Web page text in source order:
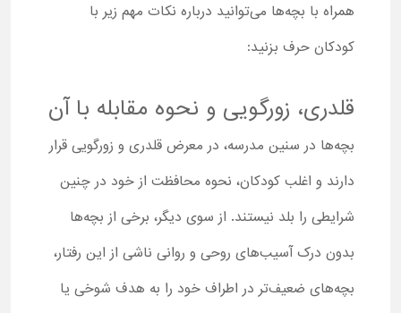
همراه با بچه‌ها می‌توانید درباره نکات مهم زیر با
کودکان حرف بزنید:
قلدری، زورگویی و نحوه مقابله با آن
بچه‌ها در سنین مدرسه، در معرض قلدری و زورگویی قرار
دارند و اغلب کودکان، نحوه محافظت از خود در چنین
شرایطی را بلد نیستند. از سوی دیگر، برخی از بچه‌ها
بدون درک آسیب‌های روحی و روانی ناشی از این رفتار،
بچه‌های ضعیف‌تر در اطراف خود را به هدف شوخی یا